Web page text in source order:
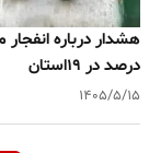
درصد در ۱۹استان
۱۴۰۵/۵/۱۵